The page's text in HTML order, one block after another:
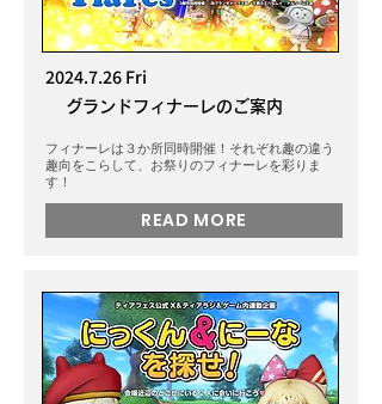
2024.7.26Fri
グランドフィナーレのご案内
フィナーレは３か所同時開催！それぞれ趣の違う
趣向をこらして、お祭りのフィナーレを彩りま
す！
READ MORE